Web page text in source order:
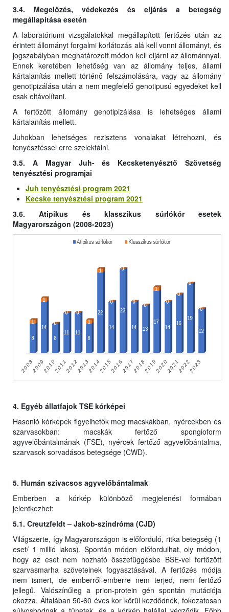
3.4. Megelőzés, védekezés és eljárás a betegség
megállapítása esetén
A laboratóriumi vizsgálatokkal megállapított fertőzés után az
érintett állományt forgalmi korlátozás alá kell vonni állományt, és
jogszabályban meghatározott módon kell eljárni az állománnyal.
Ennek keretében lehetőség van az állomány teljes, állami
kártalanítás mellett történő felszámolására, vagy az állomány
genotipizálása után a nem megfelelő genotipusú egyedeket kell
csak eltávolítani.
A fertőzött állomány genotipizálása is lehetséges állami
kártalanítás mellett.
Juhokban lehetséges rezisztens vonalakat létrehozni, és
tenyésztéssel erre szelektálni.
3.5. A Magyar Juh- és Kecsketenyésztő Szövetség
tenyésztési programjai
Juh tenyésztési program 2021
Kecske tenyésztési program 2021
3.6. Atipikus és klasszikus súrlókór esetek
Magyarországon (2008-2023)
4. Egyéb állatfajok TSE kórképei
Hasonló kórképek figyelhetők meg macskákban, nyércekben és
szarvasokban: macskák fertőző spongioform
agyvelőbántalmának (FSE), nyércek fertőző agyvelőbántalma,
szarvasok sorvadásos betegsége (CWD).
5. Humán szivacsos agyvelőbántalmak
Emberben a kórkép különböző megjelenési formában
jelentkezhet:
5.1. Creutzfeldt – Jakob-szindróma (CJD)
Világszerte, így Magyarországon is előforduló, ritka betegség (1
eset/ 1 millió lakos). Spontán módon előfordulhat, oly módon,
hogy az eset nem hozható összefüggésbe BSE-vel fertőzött
szarvasmarha szöveteinek fogyasztásával. A fertőzés módja
nem ismert, de emberről-emberre nem terjed, nem fertőző
jellegű. Valószínűleg a prion-protein gén spontán mutációja
okozza. Általában 50-60 éves kor körül kezdődnek, fokozatosan